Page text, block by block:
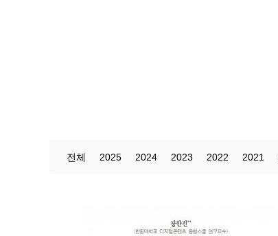
전체 2025 2024 2023 2022 2021